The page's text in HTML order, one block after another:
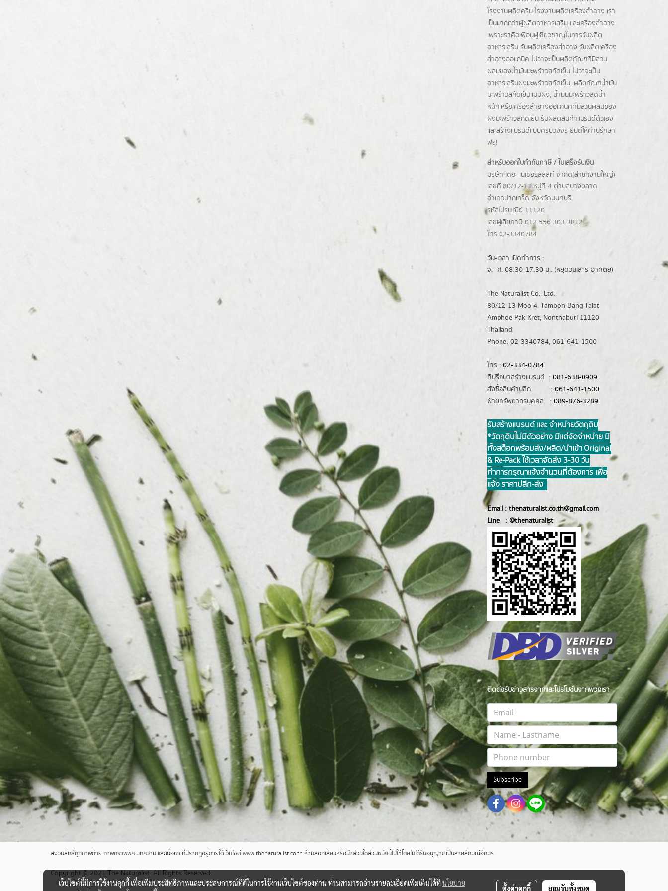
โรงงานผลิตครีมโรงงานผลิตเครื่องสำอาง เรา
เป็นมากกว่าผู้ผลิตอาหารเสริมและเครื่องสำอาง
เพราะเราคือเพื่อนผู้เชี่ยวชาญในการรับผลิต
อาหารเสริม รับผลิตเครื่องสำอาง รับผลิตเครื่อง
สำอางออแกนิค ไม่ว่าจะเป็นผลิตภัณฑ์ที่มีส่วน
ผสมของน้ำมันมะพร้าวสกัดเย็น ไม่ว่าจะเป็น
อาหารเสริมผงมะพร้าวสกัดเย็น, ผลิตภัณฑ์น้ำมัน
มะพร้าวสกัดเย็นแบบผง, น้ำมันมะพร้าวลดน้ำ
หนักหรือเครื่องสำอางออแกนิคที่มีส่วนผสมของ
ผงมะพร้าวสกัดเย็น รับผลิตสินค้าแบรนด์ตัวเอง
และสร้างแบรนด์แบบครบวงจร ยินดีให้คำปรึกษา
ฟรี!
สำหรับออกใบกำกับภาษี / ใบเสร็จรับเงิน
บริษัท เดอะ เนเชอรัลลิสท์ จำกัด(ส่านักงานใหญ่)
เลขที่ 80/12-13 หมู่ที่ 4 ตำบลบางตลาด
อำเภอปากเกร็ดจังหวัดนนทบุรี
รหัสไปรษณีย์ 11120
เลขผู้เสียภาษี 012 556 303 3812
โทร 02-3340784
วัน-เวลา เปิดทำการ :
จ.- ศ. 08:30-17:30 น.. (หยุดวันเสาร์-อาทิตย์)
The Naturalist Co., Ltd.
80/12-13 Moo 4, Tambon Bang Talat
Amphoe Pak Kret, Nonthaburi 11120
Thailand
Phone: 02-3340784, 061-641-1500
โทร : 02-334-0784
ที่ปรึกษาสร้างแบรนด์ : 081-638-0909
สั่งซื้อสินค้าปลีก : 061-641-1500
ฝ่ายทรัพยากรบุคคล : 089-876-3289
รับสร้างแบรนด์ และ จำหน่ายวัตถุดิบ
*วัตถุดิบไม่มีตัวอย่าง มีแต่จัดจำหน่าย มี
ทั้งสต็อกพร้อมส่ง/ผลิต/นำเข้า Original
& Re-Pack ใช้เวลาจัดส่ง 3-30 วัน
ทำการ กรุณาแจ้งจำนวนที่ต้องการ เพื่อ
แจ้ง ราคาปลีก-ส่ง
Email : thenaturalist.co.th@gmail.com
Line : @thenaturalist
ติดต่อรับข่าวสารจากและโปรโมชั่นจากพวกเรา
Subscribe
สงวนสิทธิ์ทุกภาพถ่าย ภาพกราฟฟิค บทความ และเนื้อหา ที่ปรากฎอยู่ภายใต้เว็บไซต์ www.thenaturalist.co.th ห้ามลอกเลียนหรือนำส่วนใดส่วนหนึ่งนี้ไปใช้โดยไม่ได้รับอนุญาตเป็นลายลักษณ์อักษร
Copyright © 2021 The Naturalist. All Rights Reserved.
เว็บไซต์นี้มีการใช้งานคุกกี้ เพื่อเพิ่มประสิทธิภาพและประสบการณ์ที่ดีในการใช้งานเว็บไซต์ของท่าน ท่านสามารถอ่านรายละเอียดเพิ่มเติมได้ที่นโยบาย
ตั้งค่าคุกกี้ ยอมรับทั้งหมด